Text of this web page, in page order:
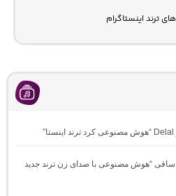
ترند اینستاگرام
“هوش مصنوعی با صدای زن ترند جدید